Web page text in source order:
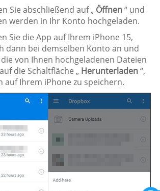
Sie abschließend auf „ Öffnen“ und
werden in Ihr Konto hochgeladen.
Sie die App auf Ihrem iPhone 15,
dann bei demselben Konto an und
von Ihnen hochgeladenen Dateien
die Schaltfläche „ Herunterladen“,
auf Ihrem iPhone zu speichern.